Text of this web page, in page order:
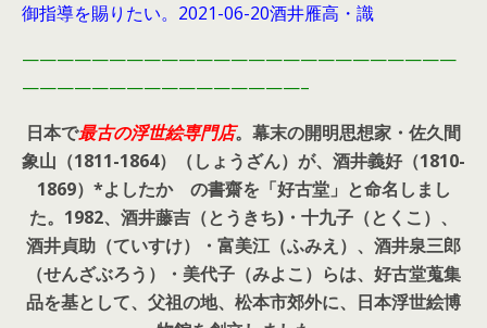
御指導を賜りたい。2021-06-20酒井雁高・識
—————————————————————————
————————————————–
日本で最古の浮世絵専門店。幕末の開明思想家・ 佐久間
象山（1811-1864）（しょうざん）が、酒井義好（1810-
1869）*よしたか の書齋を「好古堂」と命名しまし
た。 1982、酒井藤吉（とうきち)・十九子（とくこ）、
酒井貞助（ていすけ）・富美江（ふみえ）、酒井泉三郎
（せんざぶろう）・美代子（みよこ）らは、好古堂蒐集
品を基として、父祖の地、松本市郊外に、日本浮世絵博